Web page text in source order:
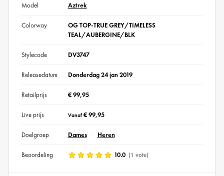
Model Aztrek
Colorway
OG TOP-TRUE GREY/TIMELESS
TEAL/AUBERGINE/BLK
Stylecode DV3747
Releasedatum Donderdag 24 jan 2019
Retailprijs € 99,95
Live prijs Vanaf€ 99,95
Doelgroep Dames Heren
Beoordeling 10.0 (1 vote)